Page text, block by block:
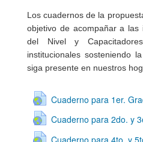
Los cuadernos de la
objetivo de acompañar a las
del Nivel y
institucionales sosteniendo
siga presente en nuestros
Cuaderno para 1er.
Cuaderno para 2do. y
Cuaderno para 4to. y